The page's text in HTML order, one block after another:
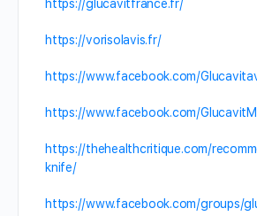
https://glucavitfrance.fr/
https://vorisolavis.fr/
https://www.facebook.com/
https://www.facebook.com/
https://thehealthcritique.com/
knife/
https://www.facebook.com/groups/